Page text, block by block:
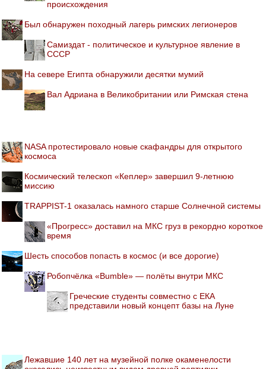
происхождения
Был обнаружен походный лагерь римских легионеров
Самиздат - политическое и культурное явление в
СССР
На севере Египта обнаружили десятки мумий
Вал Адриана в Великобритании или Римская стена
NASA протестировало новые скафандры для открытого
космоса
Космический телескоп «Кеплер» завершил 9-летнюю
миссию
TRAPPIST-1 оказалась намного старше Солнечной системы
«Прогресс» доставил на МКС груз в рекордно короткое
время
Шесть способов попасть в космос (и все дорогие)
Робопчёлка «Bumble» — полёты внутри МКС
Греческие студенты совместно с ЕКА
представили новый концепт базы на Луне
Лежавшие 140 лет на музейной полке окаменелости